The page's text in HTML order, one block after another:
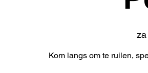
Kom langs om te ruilen,